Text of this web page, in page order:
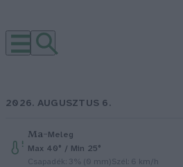
2026. AUGUSZTUS 6.
Ma–Meleg
Max 40° / Min 25°
Csapadék: 3% (0 mm)Szél: 6 km/h